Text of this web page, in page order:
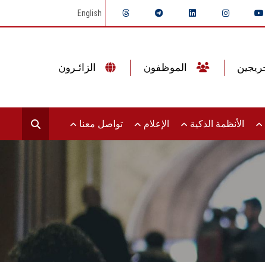
English
الأنظمة الذكية الإعلام تواصل معنا